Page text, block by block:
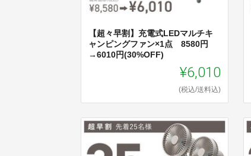
【超々早割】充電式LEDマルチキ
ャンピングファン×1点 8580円
→6010円(30%OFF)
¥6,010
(税込/送料込)